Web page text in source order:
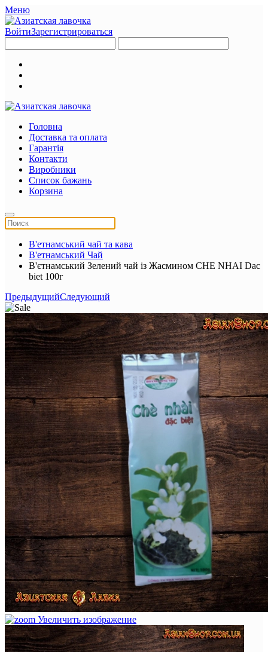
Меню
ВойтиЗарегистрироваться
Головна
Доставка та оплата
Гарантія
Контакти
Виробники
Список бажань
Корзина
В'етнамський чай та кава
В'етнамський Чай
В'єтнамський Зелений чай із Жасмином CHE NHAI Dac
biet 100г
ПредыдущийСледующий
Увеличить изображение